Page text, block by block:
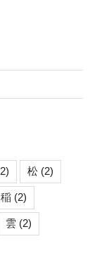
松 (2)
稲 (2)
雲 (2)